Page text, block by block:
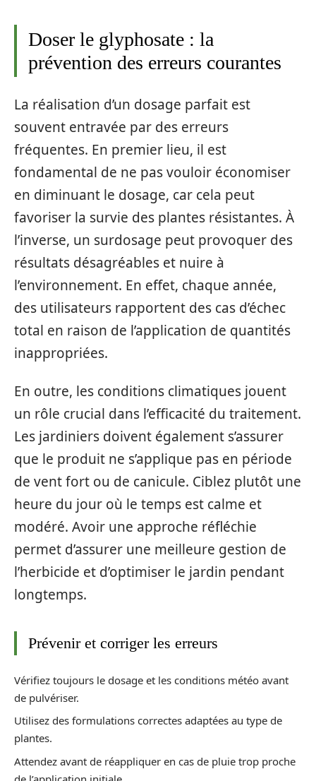
Doser le glyphosate : la
prévention des erreurs courantes
La réalisation d’un dosage parfait est
souvent entravée par des erreurs
fréquentes. En premier lieu, il est
fondamental de ne pas vouloir économiser
en diminuant le dosage, car cela peut
favoriser la survie des plantes résistantes. À
l’inverse, un surdosage peut provoquer des
résultats désagréables et nuire à
l’environnement. En effet, chaque année,
des utilisateurs rapportent des cas d’échec
total en raison de l’application de quantités
inappropriées.
En outre, les conditions climatiques jouent
un rôle crucial dans l’efficacité du traitement.
Les jardiniers doivent également s’assurer
que le produit ne s’applique pas en période
de vent fort ou de canicule. Ciblez plutôt une
heure du jour où le temps est calme et
modéré. Avoir une approche réfléchie
permet d’assurer une meilleure gestion de
l’herbicide et d’optimiser le jardin pendant
longtemps.
Prévenir et corriger les erreurs
Vérifiez toujours le dosage et les conditions météo avant
de pulvériser.
Utilisez des formulations correctes adaptées au type de
plantes.
Attendez avant de réappliquer en cas de pluie trop proche